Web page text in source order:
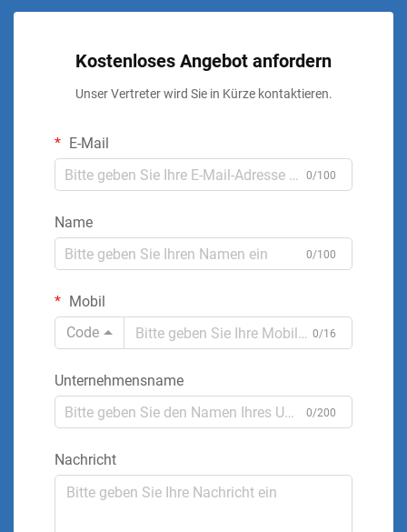
Kostenloses Angebot anfordern
Unser Vertreter wird Sie in Kürze kontaktieren.
E-Mail
0/100
Name
0/100
Mobil
Code
0/16
Unternehmensname
0/200
Nachricht